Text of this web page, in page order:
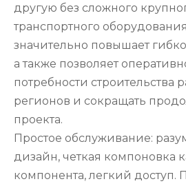
другую без сложного
транспортного
значительно повышает
а также позволяет
потребности строительства
регионов и сокращать
проекта.
Простое обслуживание:
дизайн, четкая компоновка
компонента, легкий доступ.